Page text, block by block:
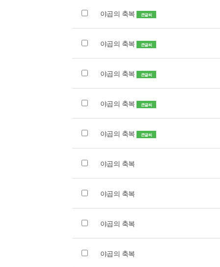
야곱의 축복 큰글씨
야곱의 축복 큰글씨
야곱의 축복 큰글씨
야곱의 축복 큰글씨
야곱의 축복 큰글씨
야곱의 축복
야곱의 축복
야곱의 축복
야곱의 축복